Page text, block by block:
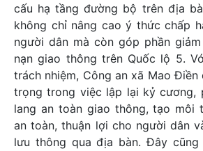
cấu hạ tầng đường bộ trên địa
không chỉ nâng cao ý thức chấp
người dân mà còn góp phần
nạn giao thông trên Quốc lộ 5.
trách nhiệm, Công an xã Mao Điền
trọng trong việc lập lại kỷ cương,
lang an toàn giao thông, tạo môi
an toàn, thuận lợi cho người dân
lưu thông qua địa bàn. Đây